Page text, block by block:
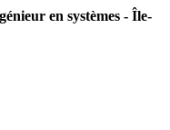
en systèmes - Île-